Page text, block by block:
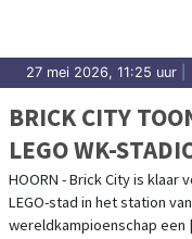
27 mei 2026, 11:25 uur
BRICK CITY
LEGO WK-
HOORN - Brick City is klaar
LEGO-stad in het station
wereldkampioenschap een